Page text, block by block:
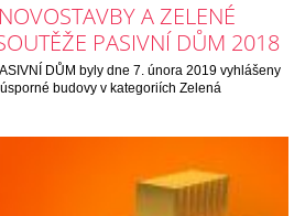
A ZELENÉ
PASIVNÍ DŮM 2018
DŮM byly dne 7. února 2019 vyhlášeny
budovy v kategoriích Zelená